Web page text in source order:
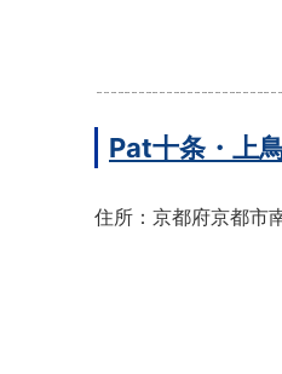
Pat十条・上
住所：京都府京都市